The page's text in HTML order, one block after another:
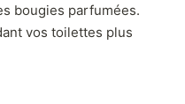
bougies parfumées.
vos toilettes plus